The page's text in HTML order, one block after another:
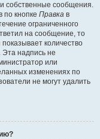
собственные сообщения.
по кнопке Правка в
ограниченного
на сообщение, то
количество
Эта надпись не
или
изменениях по
не могут удалить